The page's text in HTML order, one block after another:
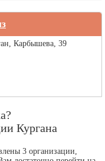
Карбышева, 39
Кургана
3 организации,